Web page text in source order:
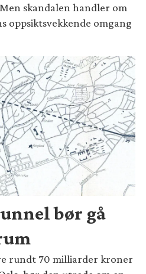
skandalen handler om
oppsiktsvekkende omgang
bør gå
rundt 70 milliarder kroner